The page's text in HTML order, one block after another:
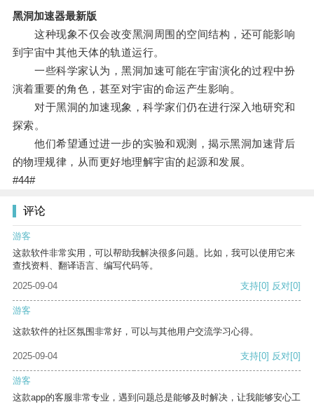
黑洞加速器最新版
这种现象不仅会改变黑洞周围的空间结构，还可能影响
到宇宙中其他天体的轨道运行。
一些科学家认为，黑洞加速可能在宇宙演化的过程中扮
演着重要的角色，甚至对宇宙的命运产生影响。
对于黑洞的加速现象，科学家们仍在进行深入地研究和
探索。
他们希望通过进一步的实验和观测，揭示黑洞加速背后
的物理规律，从而更好地理解宇宙的起源和发展。
#44#
评论
游客
这款软件非常实用，可以帮助我解决很多问题。比如，我可以使用它来
查找资料、翻译语言、编写代码等。
2025-09-04
支持[0] 反对[0]
游客
这款软件的社区氛围非常好，可以与其他用户交流学习心得。
2025-09-04 支持[0] 反对[0]
游客
这款app的客服非常专业，遇到问题总是能够及时解决，让我能够安心工